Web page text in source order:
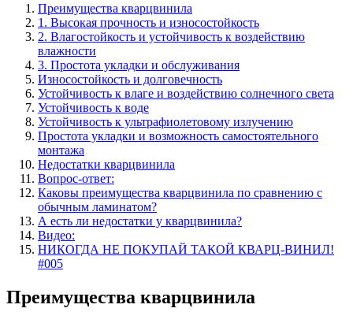
Преимущества кварцвинила
1. Высокая прочность и износостойкость
2. Влагостойкость и устойчивость к воздействию
влажности
3. Простота укладки и обслуживания
Износостойкость и долговечность
Устойчивость к влаге и воздействию солнечного света
Устойчивость к воде
Устойчивость к ультрафиолетовому излучению
Простота укладки и возможность самостоятельного
монтажа
Недостатки кварцвинила
Вопрос-ответ:
Каковы преимущества кварцвинила по сравнению с
обычным ламинатом?
А есть ли недостатки у кварцвинила?
Видео:
НИКОГДА НЕ ПОКУПАЙ ТАКОЙ КВАРЦ-ВИНИЛ!
#005
Преимущества кварцвинила